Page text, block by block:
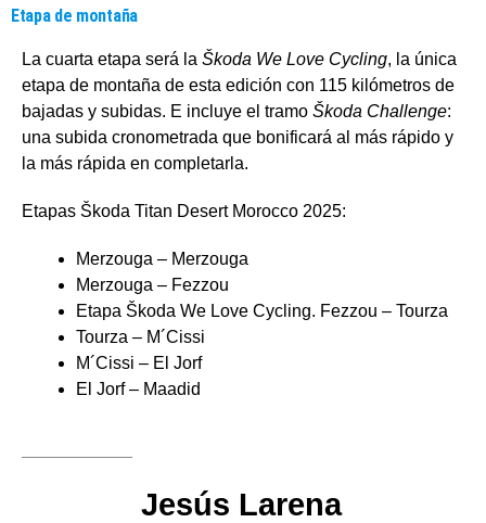
Etapa de montaña
La cuarta etapa será la Škoda We Love Cycling, la única
etapa de montaña de esta edición con 115 kilómetros de
bajadas y subidas. E incluye el tramo Škoda Challenge:
una subida cronometrada que bonificará al más rápido y
la más rápida en completarla.
Etapas Škoda Titan Desert Morocco 2025:
Merzouga – Merzouga
Merzouga – Fezzou
Etapa Škoda We Love Cycling. Fezzou – Tourza
Tourza – M´Cissi
M´Cissi – El Jorf
El Jorf – Maadid
Jesús Larena